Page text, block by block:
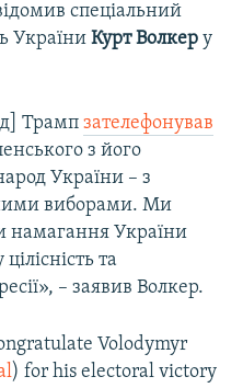
спеціальний
України Курт Волкер у
Трамп зателефонував
з його
України – з
виборами. Ми
намагання України
та
– заявив Волкер.
Volodymyr
) for his electoral victory